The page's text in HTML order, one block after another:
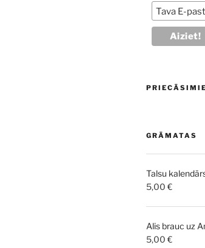
GRĀMATAS
Talsu
5,00€
Alis brauc uz
5,00€